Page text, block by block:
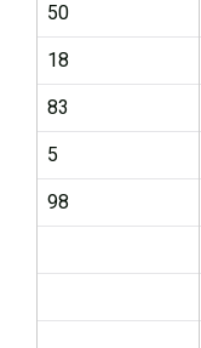
50
18
83
5
98